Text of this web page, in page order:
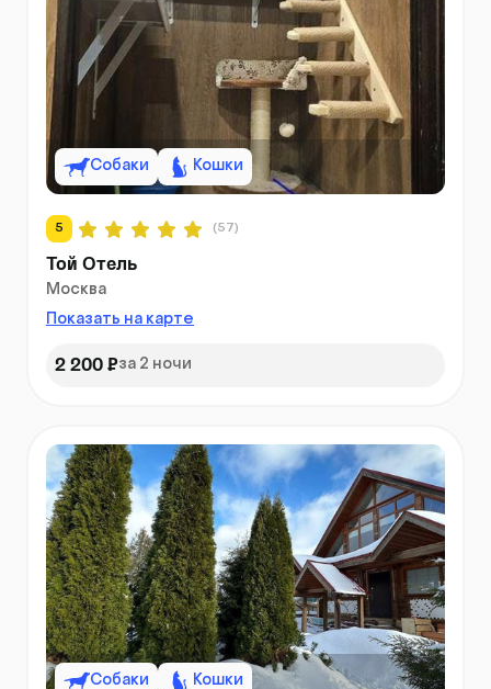
Собаки Кошки
5 (57)
Той Отель
Москва
Показать на карте
2 200 ₽за 2 ночи
Собаки Кошки